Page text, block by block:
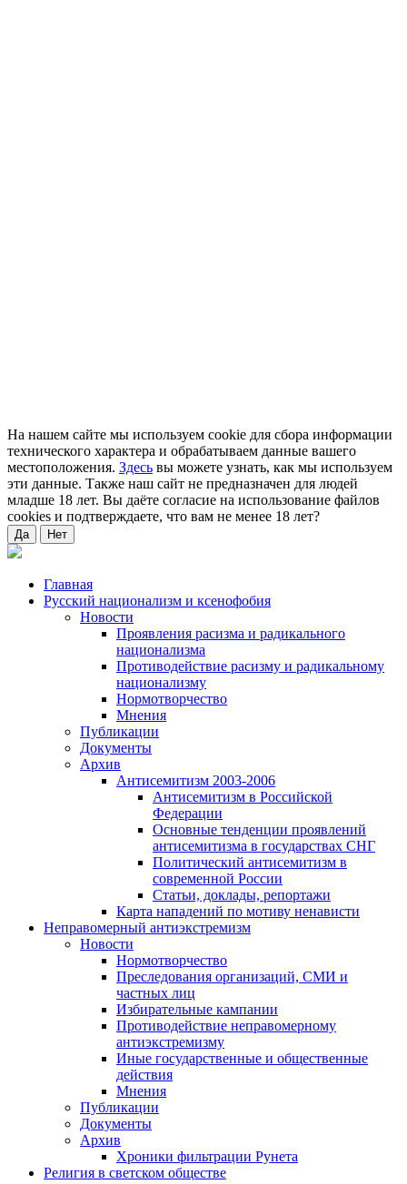
На нашем сайте мы используем cookie для сбора информации
технического характера и обрабатываем данные вашего
местоположения. Здесь вы можете узнать, как мы используем
эти данные. Также наш сайт не предназначен для людей
младше 18 лет. Вы даёте согласие на использование файлов
cookies и подтверждаете, что вам не менее 18 лет?
Да Нет
Главная
Русский национализм и ксенофобия
Новости
Проявления расизма и радикального
национализма
Противодействие расизму и радикальному
национализму
Нормотворчество
Мнения
Публикации
Документы
Архив
Антисемитизм 2003-2006
Антисемитизм в Российской
Федерации
Основные тенденции проявлений
антисемитизма в государствах СНГ
Политический антисемитизм в
современной России
Статьи, доклады, репортажи
Карта нападений по мотиву ненависти
Неправомерный антиэкстремизм
Новости
Нормотворчество
Преследования организаций, СМИ и
частных лиц
Избирательные кампании
Противодействие неправомерному
антиэкстремизму
Иные государственные и общественные
действия
Мнения
Публикации
Документы
Архив
Хроники фильтрации Рунета
Религия в светском обществе